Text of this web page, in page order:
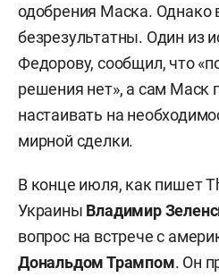
одобрения Маска. Однако
безрезультатны. Один из
Федорову, сообщил, что
решения нет», а сам Маск
настаивать на
мирной сделки.
В конце июля, как пишет
Украины Владимир
вопрос на встрече с
Дональдом Трампом. Он